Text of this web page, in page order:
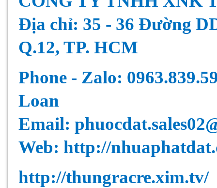
Địa chỉ: 35 - 36 Đường
Q.12, TP. HCM
Phone - Zalo:
Loan
Email:
Web: http://
http://thungracre.xim.tv/